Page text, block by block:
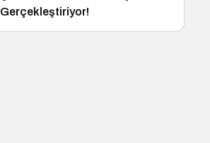
Gerçekleştiriyor!